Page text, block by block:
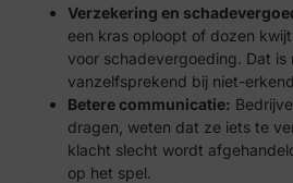
Verzekering en
een kras oploopt of dozen
voor schadevergoeding. Dat is
vanzelfsprekend bij niet-
Betere communicatie:
dragen, weten dat ze iets te
klacht slecht wordt
op het spel.